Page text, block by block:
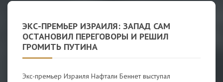
ЭКС-ПРЕМЬЕР ИЗРАИЛЯ: ЗАПАД САМ
ОСТАНОВИЛ ПЕРЕГОВОРЫ И РЕШИЛ
ГРОМИТЬ ПУТИНА
Экс-премьер Израиля Нафтали Беннет выступал